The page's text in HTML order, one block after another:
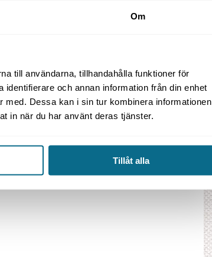
Om
till användarna, tillhandahålla funktioner för
och annan information från din enhet
Dessa kan i sin tur kombinera informationen
in när du har använt deras tjänster.
Tillåt alla